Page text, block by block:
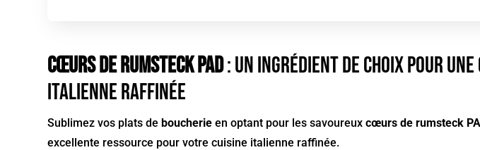
Cœurs de Rumsteck PAD: Un ingrédient de choix pour une
italienne raffinée
Sublimez vos plats deboucherie en optant pour les savoureuxcœurs de rumsteck
excellente ressource pour votre cuisine italienne raffinée.